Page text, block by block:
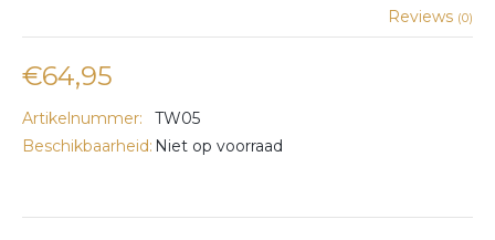
Reviews (0)
€64,95
Artikelnummer:
TW05
Beschikbaarheid: Niet op voorraad